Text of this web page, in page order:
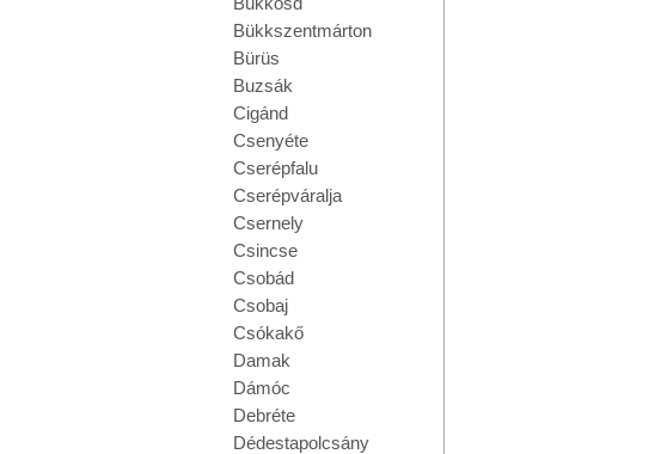
Bükkszentmárton
Bürüs
Buzsák
Cigánd
Csenyéte
Cserépfalu
Cserépváralja
Csernely
Csincse
Csobád
Csobaj
Csókakő
Damak
Dámóc
Debréte
Dédestapolcsány